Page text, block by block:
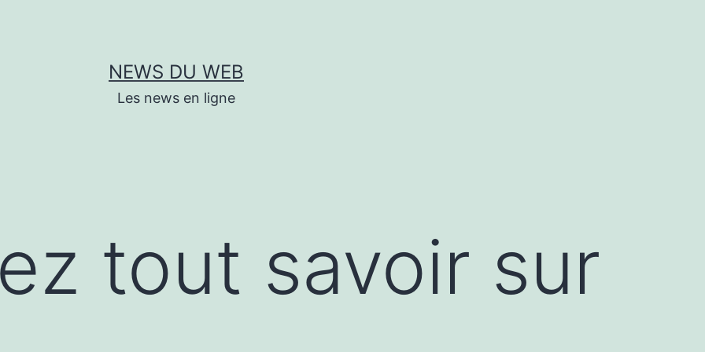
NEWS DU WEB
Les news en ligne
tout savoir sur